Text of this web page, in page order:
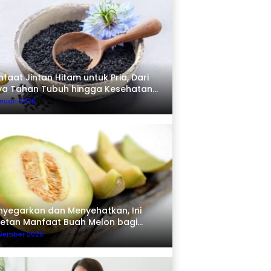
Jintan Hitam untuk Pria, Dari
Tahan Tubuh hingga Kesehatan
2026
dan Menyehatkan, Ini
Manfaat Buah Melon bagi
2025